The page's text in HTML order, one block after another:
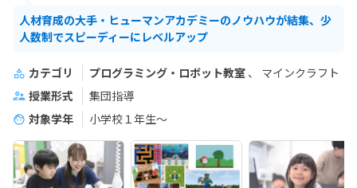
人材育成の大手・ヒューマンアカデミーのノウハウが結集、少
人数制でスピーディーにレベルアップ
カテゴリ プログラミング・ロボット教室
マインクラフト
授業形式
集団指導
対象学年
小学校１年生〜